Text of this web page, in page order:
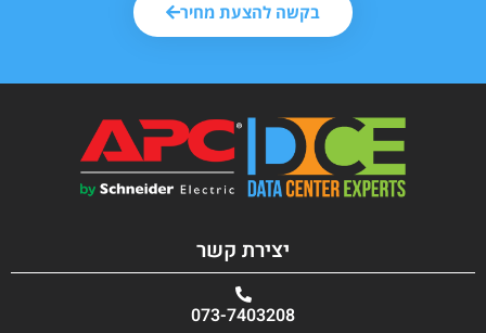
בקשה להצעת מחיר
יצירת קשר
073-7403208